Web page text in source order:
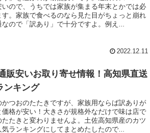
ので、うちでは家族が集まる年末とかでは必
。家族で食べるのなら見た目がちょっと崩れ
ので「訳あり」で十分ですよ。例え...
2022.12.11
販安いお取り寄せ情報！高知県直送
ンキング
つおのたたきですが、家族用ならば訳ありが
格が安い！大きさが規格外なだけで味は店で
たきと変わりませんよ。土佐高知県産のカツ
ランキングにしてまとめたしたので...